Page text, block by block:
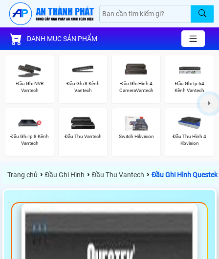
DANH MỤC SẢN PHẨM
Đầu Ghi NVR
Vantech
Đầu Ghi 8 Kênh
Vantech
Đầu Ghi Hình 4
CameraVantech
Đầu Ghi Ip 64
Kênh Vantech
Đầu Ghi Ip 8 Kênh
Vantech
Đầu Thu Vantech Switch Hikvision
Đầu Thu Hình 4
Kbvision
Trang chủ › Đầu Ghi Hình › Đầu Thu Vantech › Đầu Ghi Hình